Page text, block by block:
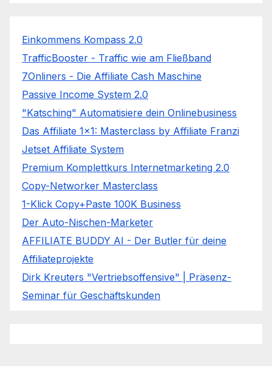
Einkommens Kompass 2.0
TrafficBooster - Traffic wie am Fließband
7Onliners - Die Affiliate Cash Maschine
Passive Income System 2.0
"Katsching" Automatisiere dein Onlinebusiness
Das Affiliate 1x1: Masterclass by Affiliate Franzi
Jetset Affiliate System
Premium Komplettkurs Internetmarketing 2.0
Copy-Networker Masterclass
1-Klick Copy+Paste 100K Business
Der Auto-Nischen-Marketer
AFFILIATE BUDDY AI - Der Butler für deine
Affiliateprojekte
Dirk Kreuters "Vertriebsoffensive" | Präsenz-
Seminar für Geschäftskunden